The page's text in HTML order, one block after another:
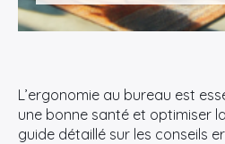
L’ergonomie au bureau est
une bonne santé et optimiser
guide détaillé sur les conseils